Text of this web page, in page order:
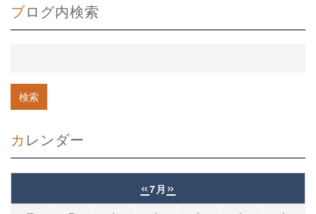
ブログ内検索
カレンダー
«7月 »